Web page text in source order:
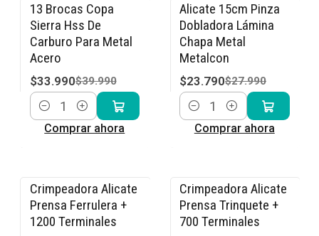
-15% OFF
13 Brocas Copa
Sierra Hss De
Carburo Para Metal
Acero
$33.990$39.990
Cantidad
Comprar ahora
-15% OFF
Alicate 15cm Pinza
Dobladora Lámina
Chapa Metal
Metalcon
$23.790$27.990
Cantidad
Comprar ahora
-15% OFF
Crimpeadora Alicate
Prensa Ferrulera +
1200 Terminales
-20% OFF
Crimpeadora Alicate
Prensa Trinquete +
700 Terminales